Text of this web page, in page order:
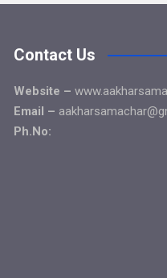
Contact Us
Website –
Email –
Ph.No: